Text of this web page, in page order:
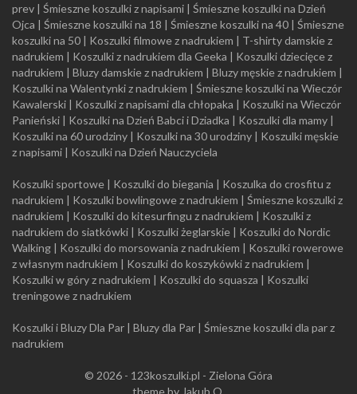
prev | Śmieszne koszulki z napisami | Śmieszne koszulki na Dzień
Ojca | Śmieszne koszulki na 18 | Śmieszne koszulki na 40 | Śmieszne
koszulki na 50 | Koszulki filmowe z nadrukiem | T-shirty damskie z
nadrukiem | Koszulki z nadrukiem dla Geeka | Koszulki dziecięce z
nadrukiem | Bluzy damskie z nadrukiem | Bluzy męskie z nadrukiem |
Koszulki na Walentynki z nadrukiem | Śmieszne koszulki na Wieczór
Kawalerski | Koszulki z napisami dla chłopaka | Koszulki na Wieczór
Panieński | Koszulki na Dzień Babci i Dziadka | Koszulki dla mamy |
Koszulki na 60 urodziny | Koszulki na 30 urodziny | Koszulki męskie
z napisami | Koszulki na Dzień Nauczyciela
Koszulki sportowe | Koszulki do biegania | Koszulka do crosfitu z
nadrukiem | Koszulki bowlingowe z nadrukiem | Śmieszne koszulki z
nadrukiem | Koszulki do kitesurfingu z nadrukiem | Koszulki z
nadrukiem do siatkówki | Koszulki żeglarskie | Koszulki do Nordic
Walking | Koszulki do morsowania z nadrukiem | Koszulki rowerowe
z własnym nadrukiem | Koszulki do koszykówki z nadrukiem |
Koszulki w góry z nadrukiem | Koszulki do squasza | Koszulki
treningowe z nadrukiem
Koszulki i Bluzy Dla Par | Bluzy dla Par | Śmieszne koszulki dla par z
nadrukiem
© 2026 - 123koszulki.pl - Zielona Góra
theme by Jakub O.